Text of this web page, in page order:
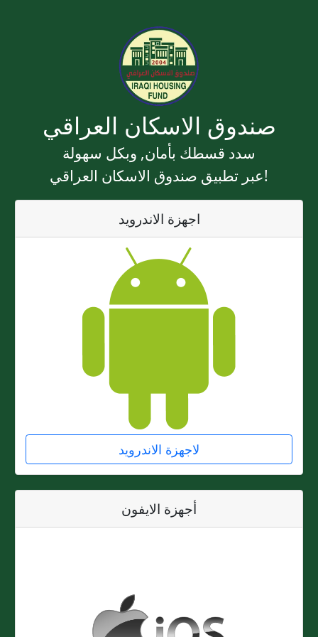
صندوق الاسكان العراقي
سدد قسطك بأمان, وبكل سهولة
عبر تطبيق صندوق الاسكان العراقي!
اجهزة الاندرويد
لاجهزة الاندرويد
أجهزة الايفون